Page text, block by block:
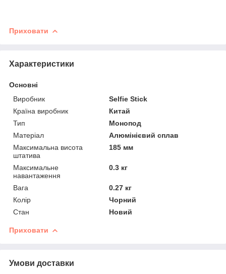
Приховати
Характеристики
Основні
Виробник
Selfie Stick
Країна виробник
Китай
Тип
Монопод
Матеріал
Алюмінієвий сплав
Максимальна висота
штатива
185 мм
Максимальне
навантаження
0.3 кг
Вага
0.27 кг
Колір
Чорний
Стан
Новий
Приховати
Умови доставки